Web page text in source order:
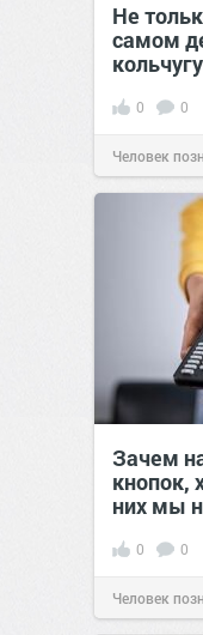
Не
самом
кольчугу
0 0
Человек
Зачем
кнопок,
них мы
0 0
Человек